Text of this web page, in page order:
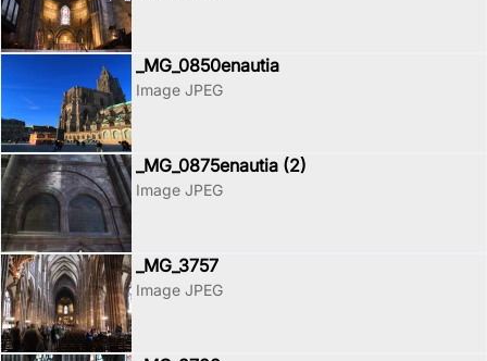
_MG_0850enautia
Image JPEG
_MG_0875enautia (2)
Image JPEG
_MG_3757
Image JPEG